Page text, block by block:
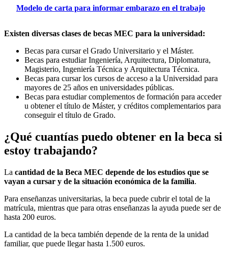
Modelo de carta para informar embarazo en el trabajo
Existen diversas clases de becas MEC para la universidad:
Becas para cursar el Grado Universitario y el Máster.
Becas para estudiar Ingeniería, Arquitectura, Diplomatura,
Magisterio, Ingeniería Técnica y Arquitectura Técnica.
Becas para cursar los cursos de acceso a la Universidad para
mayores de 25 años en universidades públicas.
Becas para estudiar complementos de formación para acceder
u obtener el título de Máster, y créditos complementarios para
conseguir el título de Grado.
¿Qué cuantías puedo obtener en la beca si
estoy trabajando?
La cantidad de la Beca MEC depende de los estudios que se
vayan a cursar y de la situación económica de la familia.
Para enseñanzas universitarias, la beca puede cubrir el total de la
matrícula, mientras que para otras enseñanzas la ayuda puede ser de
hasta 200 euros.
La cantidad de la beca también depende de la renta de la unidad
familiar, que puede llegar hasta 1.500 euros.